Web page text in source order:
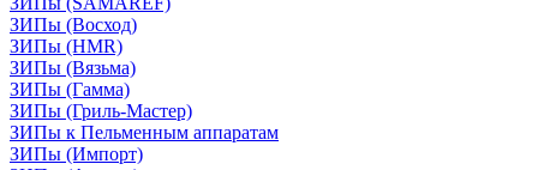
ЗИПы (Восход)
ЗИПы (HMR)
ЗИПы (Вязьма)
ЗИПы (Гамма)
ЗИПы (Гриль-Мастер)
ЗИПы к Пельменным аппаратам
ЗИПы (Импорт)